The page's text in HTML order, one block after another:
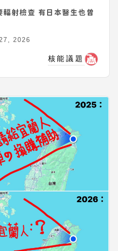
輻射檢查 有日本醫生也曾
2026
核能議題